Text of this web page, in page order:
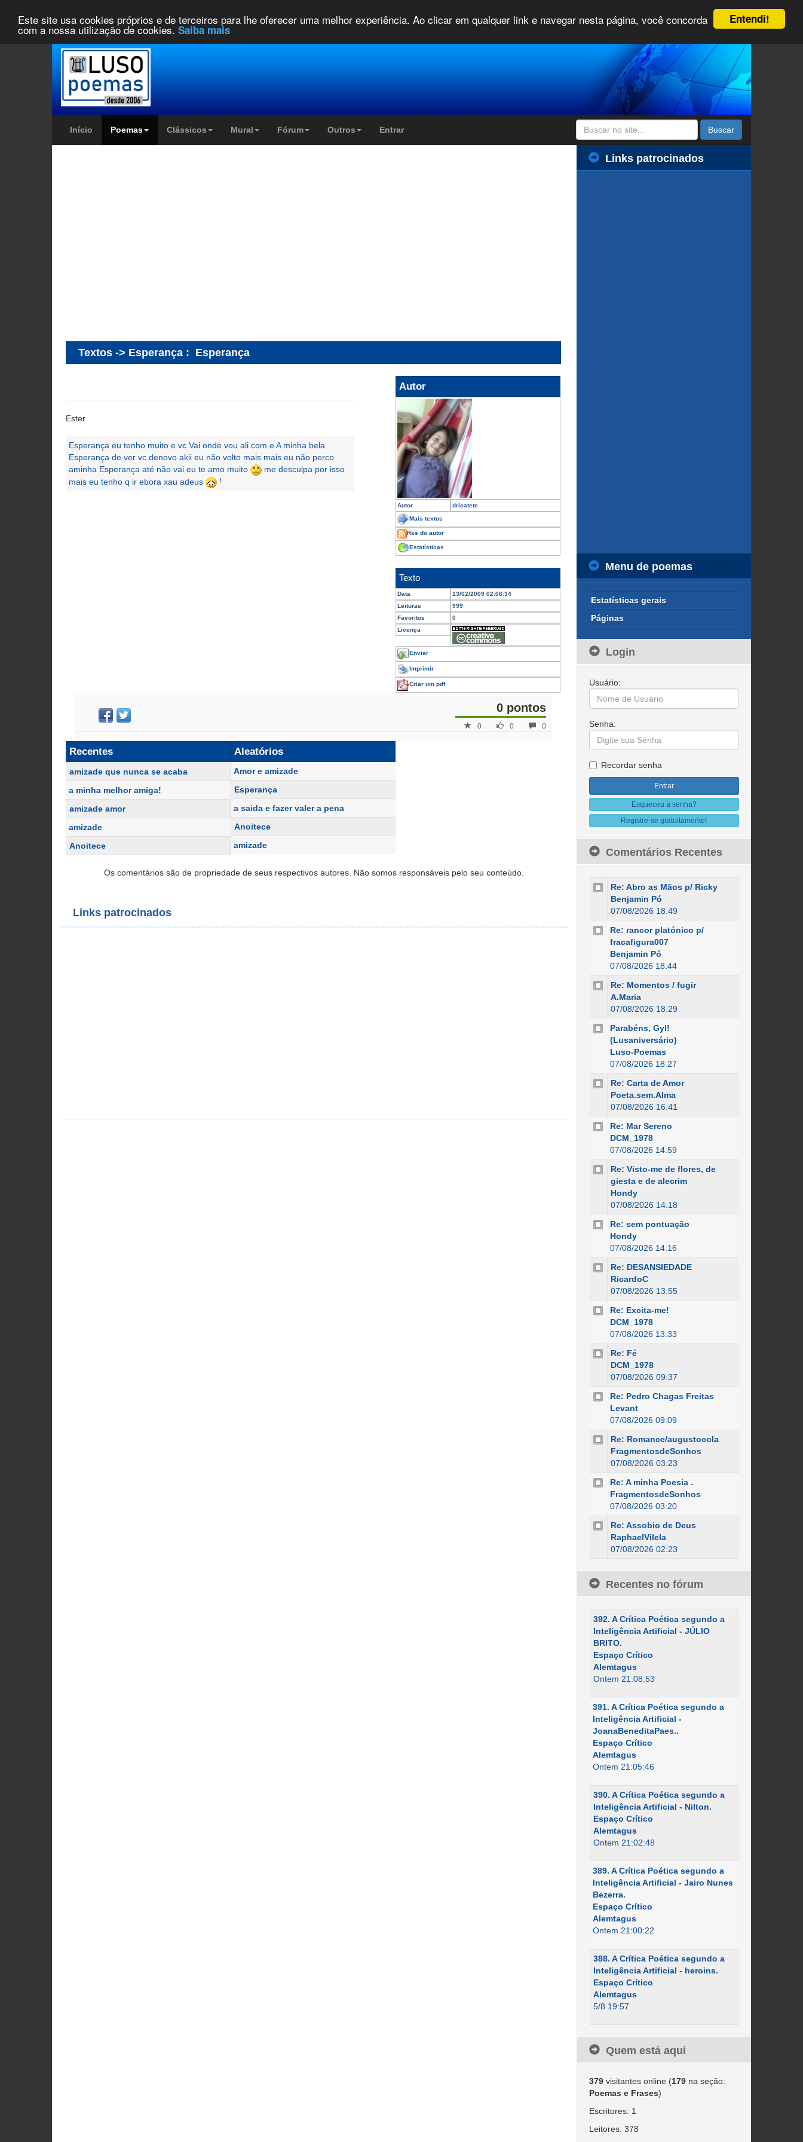
Entendi!
Este site usa cookies próprios e de terceiros para lhe oferecer uma melhor experiência. Ao clicar em qualquer link e navegar nesta página, você concorda
com a nossa utilização de cookies. Saiba mais
Início Poemas Clássicos Mural Fórum Outros Entrar Buscar
Textos -> Esperança : Esperança
Ester
Esperança eu tenho muito e vc Vai onde vou ali com e A minha bela
Esperança de ver vc denovo akii eu não volto mais mais eu não perco
aminha Esperança até não vai eu te amo muito
me desculpa por isso
mais eu tenho q ir ebora xau adeus
!
Autor
Autor dricatete
Mais textos
Rss do autor
Estatísticas
Texto
Data
13/02/2009 02:06:34
Leituras
999
Favoritos
0
Licença
Enviar
Imprimir
Criar um pdf
0 pontos
0
0
0
Recentes
amizade que nunca se acaba
a minha melhor amiga!
amizade amor
amizade
Anoitece
Aleatórios
Amor e amizade
Esperança
a saida e fazer valer a pena
Anoitece
amizade
Os comentários são de propriedade de seus respectivos autores. Não somos responsáveis pelo seu conteúdo.
Links patrocinados
Links patrocinados
Menu de poemas
Estatísticas gerais
Páginas
Login
Usuário:
Senha:
Recordar senha
Esqueceu a senha?
Registre-se gratuitamente!
Comentários Recentes
Re: Abro as Mãos p/ Ricky
Benjamin Pó
07/08/2026 18:49
Re: rancor platónico p/
fracafigura007
Benjamin Pó
07/08/2026 18:44
Re: Momentos / fugir
A.Maria
07/08/2026 18:29
Parabéns, Gyl!
(Lusaniversário)
Luso-Poemas
07/08/2026 18:27
Re: Carta de Amor
Poeta.sem.Alma
07/08/2026 16:41
Re: Mar Sereno
DCM_1978
07/08/2026 14:59
Re: Visto-me de flores, de
giesta e de alecrim
Hondy
07/08/2026 14:18
Re: sem pontuação
Hondy
07/08/2026 14:16
Re: DESANSIEDADE
RicardoC
07/08/2026 13:55
Re: Excita-me!
DCM_1978
07/08/2026 13:33
Re: Fé
DCM_1978
07/08/2026 09:37
Re: Pedro Chagas Freitas
Levant
07/08/2026 09:09
Re: Romance/augustocola
FragmentosdeSonhos
07/08/2026 03:23
Re: A minha Poesia .
FragmentosdeSonhos
07/08/2026 03:20
Re: Assobio de Deus
RaphaelVilela
07/08/2026 02:23
Recentes no fórum
392. A Crítica Poética segundo a
Inteligência Artificial - JÚLIO
BRITO.
Espaço Crítico
Alemtagus
Ontem 21:08:53
391. A Crítica Poética segundo a
Inteligência Artificial -
JoanaBeneditaPaes..
Espaço Crítico
Alemtagus
Ontem 21:05:46
390. A Crítica Poética segundo a
Inteligência Artificial - Nilton.
Espaço Crítico
Alemtagus
Ontem 21:02:48
389. A Crítica Poética segundo a
Inteligência Artificial - Jairo Nunes
Bezerra.
Espaço Crítico
Alemtagus
Ontem 21:00:22
388. A Crítica Poética segundo a
Inteligência Artificial - heroins.
Espaço Crítico
Alemtagus
5/8 19:57
Quem está aqui
379visitantes online (179na seção:
Poemas e Frases)
Escritores: 1
Leitores: 378